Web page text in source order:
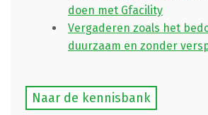
doen met Gfacility
Vergaderen zoals het
duurzaam en zonder
Naar de kennisbank